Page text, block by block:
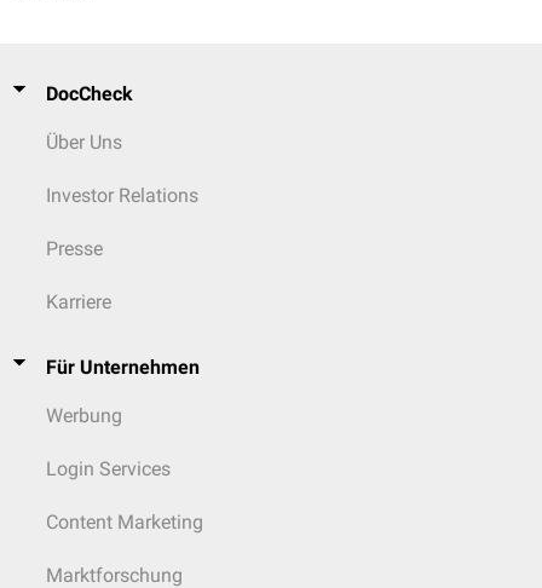
DocCheck
Über Uns
Investor Relations
Presse
Karriere
Für Unternehmen
Werbung
Login Services
Content Marketing
Marktforschung